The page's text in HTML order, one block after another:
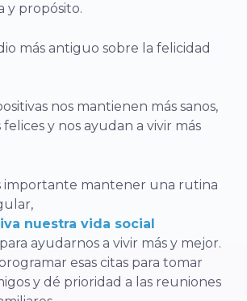
y propósito.
más antiguo sobre la felicidad
nos mantienen más sanos,
y nos ayudan a vivir más
importante mantener una rutina
nuestra vida social
ayudarnos a vivir más y mejor.
esas citas para tomar
y dé prioridad a las reuniones